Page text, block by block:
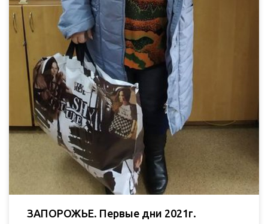
ЗАПОРОЖЬЕ. Первые дни 2021г.